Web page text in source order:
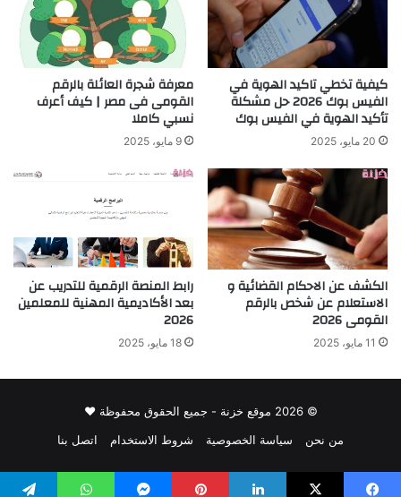
كيفية تخطي تاكيد الهوية في
الفيس بوك 2026 حل مشكلة
تأكيد الهوية في الفيس بوك
20 مايو، 2025
معرفة شجرة العائلة بالرقم
القومى فى مصر | كيف أعرف
نسبي كاملا
9 مايو، 2025
الكشف عن الاحكام القضائية و
الاستعلام عن شخص بالرقم
القومى 2026
11 مايو، 2025
رابط المنصة الرقمية للتدريب عن
بعد الأكاديمية المهنية للمعلمين
2026
18 مايو، 2025
© 2026 موقع خزنة - جميع الحقوق محفوظة ♥
من نحن
سياسة الخصوصية شروط الاستخدام اتصل بنا